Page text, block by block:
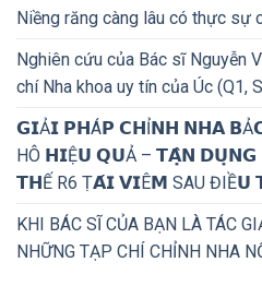
Niềng răng càng lâu có thực sự
Nghiên cứu của Bác sĩ Nguyễn
chí Nha khoa uy tín của Úc (Q1,
𝗚𝗜Ả𝗜 𝗣𝗛Á𝗣 𝗖𝗛Ỉ𝗡𝗛 𝗡𝗛𝗔
HÔ 𝗛𝗜Ệ𝗨 𝗤𝗨Ả – 𝗧𝗔̣̂𝗡
𝗧𝗛Ế R6 Ṭ𝗔́𝗜 𝗩𝗜Ê𝗠 SAU ĐIỀ𝗨
KHI BÁC SĨ CỦA BẠN LÀ TÁC
NHỮNG TẠP CHÍ CHỈNH NHA